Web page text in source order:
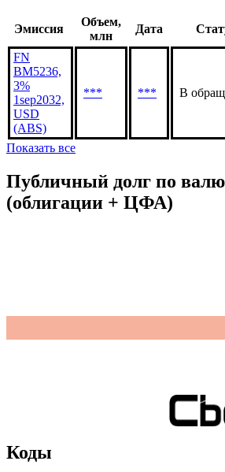
Эмиссия
Объем,
млн
Дата
FN
BM5236,
3%
1sep2032,
USD
(ABS)
*** *** В
Показать все
Публичный долг по
(облигации + ЦФА)
Коды